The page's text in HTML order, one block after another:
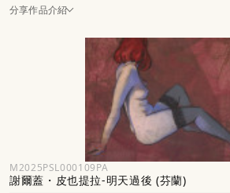
分享作品介紹
M2025PSL000109PA
謝爾蓋・皮也提拉-明天過後 (芬蘭)